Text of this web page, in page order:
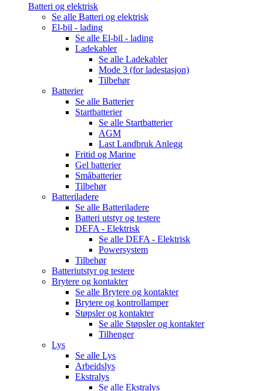
Batteri og elektrisk
Se alle Batteri og elektrisk
El-bil - lading
Se alle El-bil - lading
Ladekabler
Se alle Ladekabler
Mode 3 (for ladestasjon)
Tilbehør
Batterier
Se alle Batterier
Startbatterier
Se alle Startbatterier
AGM
Last Landbruk Anlegg
Fritid og Marine
Gel batterier
Småbatterier
Tilbehør
Batteriladere
Se alle Batteriladere
Batteri utstyr og testere
DEFA - Elektrisk
Se alle DEFA - Elektrisk
Powersystem
Tilbehør
Batteriutstyr og testere
Brytere og kontakter
Se alle Brytere og kontakter
Brytere og kontrollamper
Støpsler og kontakter
Se alle Støpsler og kontakter
Tilhenger
Lys
Se alle Lys
Arbeidslys
Ekstralys
Se alle Ekstralys